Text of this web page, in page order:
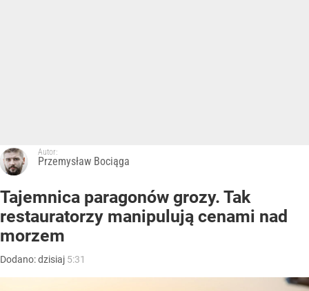
Autor:
Przemysław Bociąga
Tajemnica paragonów grozy. Tak
restauratorzy manipulują cenami nad
morzem
Dodano:dzisiaj 5:31